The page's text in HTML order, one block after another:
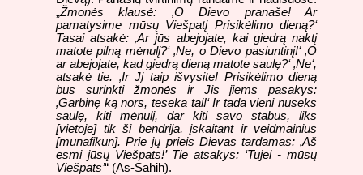
„Žmonės klausė: ‚O Dievo pranaše! Ar
pamatysime mūsų Viešpatį Prisikėlimo dieną?‘
Tasai atsakė: ‚Ar jūs abejojate, kai giedrą naktį
matote pilną mėnulį?‘ ‚Ne, o Dievo pasiuntinį!‘ ‚O
ar abejojate, kad giedrą dieną matote saulę?‘ ‚Ne‘,
atsakė tie. ‚Ir Jį taip išvysite! Prisikėlimo dieną
bus surinkti žmonės ir Jis jiems pasakys:
‚Garbinę ką nors, teseka tai!‘ Ir tada vieni nuseks
saulę, kiti mėnulį, dar kiti savo stabus, liks
[vietoje] tik ši bendrija, įskaitant ir veidmainius
[munafikun]. Prie jų prieis Dievas tardamas: ‚Aš
esmi jūsų Viešpats!’ Tie atsakys: ‘Tujei - mūsų
Viešpats’“ (As-Sahih).